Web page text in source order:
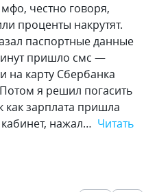
честно говоря,
проценты накрутят.
паспортные данные
пришло смс —
на карту Сбербанка
я решил погасить
как зарплата пришла
нажал… Читать